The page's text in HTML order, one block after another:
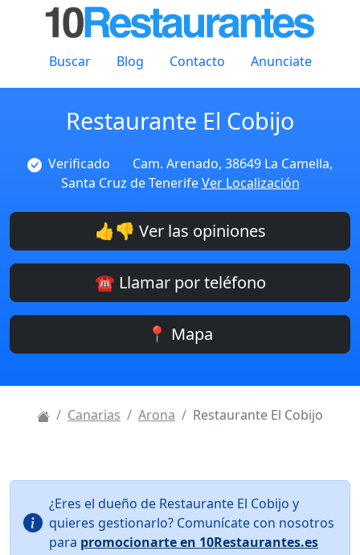
Buscar Blog Contacto Anunciate
Restaurante El Cobijo
Verificado
Cam. Arenado, 38649 La Camella,
Santa Cruz de TenerifeVer Localización
👍👎 Ver las opiniones
☎️ Llamar por teléfono
📍 Mapa
Canarias Arona Restaurante El Cobijo
¿Eres el dueño de Restaurante El Cobijo y
quieres gestionarlo? Comunícate con nosotros
para promocionarte en 10Restaurantes.es